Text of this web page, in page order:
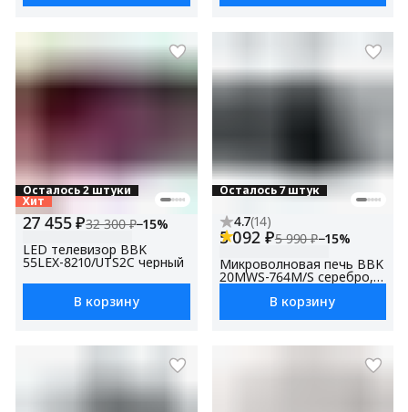
Осталось 2 штуки
Хит
27 455 ₽32 300 ₽−15%
LED телевизор BBK
55LEX-8210/UTS2C черный
В корзину
Осталось 7 штук
4.7(14)
5 092 ₽5 990 ₽−15%
Микроволновая печь BBK
20MWS-764M/S серебро,
объем 20 л, мощность
В корзину